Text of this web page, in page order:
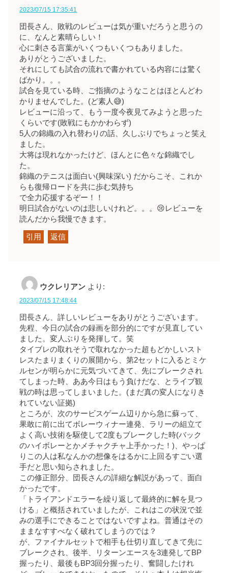
2023/07/15 17:35:41
団長さん、敗戦のレビューは気が重いだろうと思うの
に、なんと素晴らしい！
心に刺さる言葉がいくつもいくつもありました。
ありがとうございました。
それにしても試合の流れで書かれている内容には驚く
ばかり。。。
試合を見ている時、ご指摘のようなことはほとんどわ
かりませんでした。(ど素人😅)
レビューに沿って、もう一度今夜見てみようと思った
くらいです(敗戦にもかかわらず)
5人の錦織の入れ替わりの話、久しぶりでちょっと笑え
ました。
大将は現れなかったけど、ほんとに色々な錦織でし
た。
錦織のテニスは面白い(興味深い) だからこそ、これか
らも復帰ロードを共に歩む気持ち
で全力応援するぞー！！
明日試合がないのは悲しいけれど。。。😢レビューを
読んだから我慢できます。
引用 返信
ウクレリアン より:
2023/07/15 17:48:44
団長さん、詳しいレビューをありがとうございます。
先程、今日の試合の録画を部分的にですが見直してい
ました。変人ぶりを発揮して。笑
タイブレの取れそうで取れなかった超もどかしいスト
レスたまりまくりの展開から、第2セットに入るとミケ
ルセンが明らかに元気づいてきて、先にブレークされ
てしまった時、ああ今日はもう負けだな、とライブ観
戦の時は思ってしまいました。(まだ真の変人になりき
れていない証拠)
ところが、次のサービスゲーム辺りから急に蘇って、
果敢に前に出てボレーウィナー連発、ラリーの組立て
よく高い技術を駆使して2度もブレークした時(バック
のハイボレーとかメチャクチャ上手かった！)、やっぱ
りこの人は私なんかの想像をはるかに上回るすごい選
手だと思い知らされました。
この修正部分、団長さんの詳細な解説があって、面白
かったです。
「トライアンドエラーを繰り返して最終的に解を見つ
ける」と概括されていましたが、これはこの状況で並
みの選手にできることではないですよね。普通はその
ままなすすべなく破れてしまうのでは？
が、ファイナルセットで相手も仕切り直してきて先に
ブレークされ、後半、リターンエースを3連発してBP
握ったり、最後もBP3回分握ったり、奮闘したけれ